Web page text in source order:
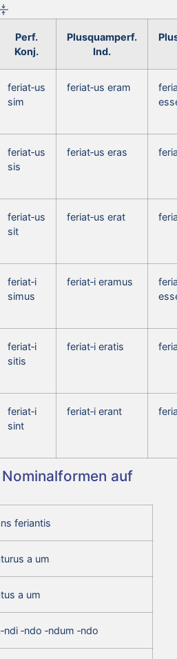
Perf.
Konj.
Plusquamperf.
Ind.
feriat‑us
sim
feriat‑us eram
feriat‑us
sis
feriat‑us eras
feriat‑us
sit
feriat‑us erat
feriat‑i
simus
feriat‑i eramus
feriat‑i
sitis
feriat‑i eratis
feriat‑i
sint
feriat‑i erant
auf
feriantis
a um
a um
‑ndo ‑ndum ‑ndo